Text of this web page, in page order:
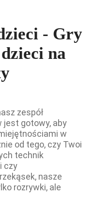
- Gry
na
zespół
gotowy, aby
w
od tego, czy Twoi
technik
czy
nasze
rozrywki, ale